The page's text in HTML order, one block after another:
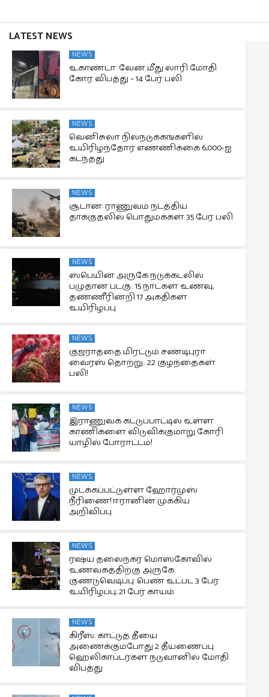
LATEST NEWS
NEWS
உகாண்டா: வேன் மீது லாரி மோதி
கோர விபத்து – 14 பேர் பலி
NEWS
வெனிசுலா நிலநடுக்கங்களில்
உயிரிழந்தோர் எண்ணிக்கை 6,000-ஐ
கடந்தது
NEWS
சூடான்: ராணுவம் நடத்திய
தாக்குதலில் பொதுமக்கள் 35 பேர் பலி
NEWS
ஸ்பெயின் அருகே நடுக்கடலில்
பழுதான படகு.. 15 நாட்கள் உணவு,
தண்ணீரின்றி 17 அகதிகள்
உயிரிழப்பு
NEWS
குஜராத்தை மிரட்டும் சண்டிபுரா
வைரஸ் தொற்று.. 22 குழந்தைகள்
பலி!
NEWS
இராணுவக் கட்டுப்பாட்டில் உள்ள
காணிகளை விடுவிக்குமாறு கோரி
யாழில் போராட்டம்!
NEWS
முடக்கப்பட்டுள்ள ஹோர்முஸ்
நீரிணை! ஈரானின் முக்கிய
அறிவிப்பு
NEWS
ரஷ்ய தலைநகர் மொஸ்கோவில்
உணவகத்திற்கு அருகே
குண்டுவெடிப்பு: பெண் உட்பட 3 பேர்
உயிரிழப்பு; 21 பேர் காயம்
NEWS
கிரீஸ்: காட்டுத் தீயை
அணைக்கும்போது 2 தீயணைப்பு
ஹெலிகாப்டர்கள் நடுவானில் மோதி
விபத்து